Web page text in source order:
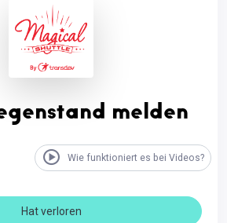
melden
Wie funktioniert es bei Videos?
Hat verloren